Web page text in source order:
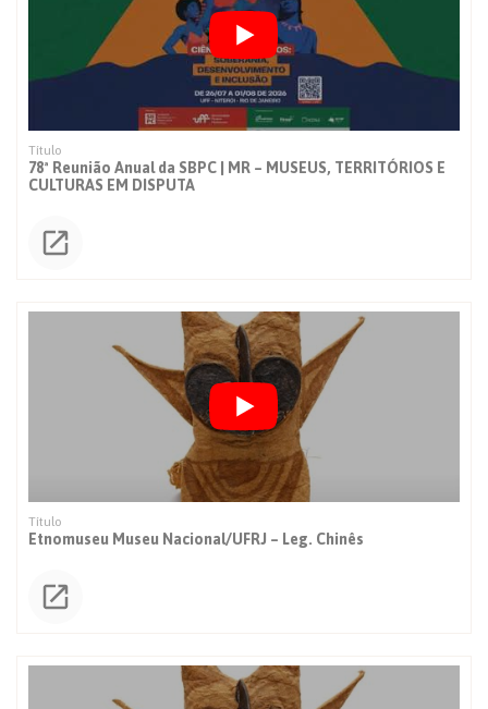
78ª Reunião Anual da SBPC | MR – MUSEUS, TERRITÓRIOS E
CULTURAS EM DISPUTA
Etnomuseu Museu Nacional/UFRJ – Leg. Chinês